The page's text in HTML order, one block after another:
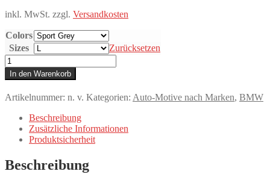
inkl. MwSt. zzgl. Versandkosten
Colors
Sizes
Zurücksetzen
T-
Shirt,
BMW
E30
Cabrio,
BMW,
Strichzeichnung,
Schwarz,
Kennzeichen
In den Warenkorb
Artikelnummer: n. v. Kategorien: Auto-Motive nach Marken, BMW
Beschreibung
Zusätzliche Informationen
Produktsicherheit
Beschreibung